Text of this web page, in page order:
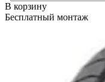
В корзину
Бесплатный монтаж